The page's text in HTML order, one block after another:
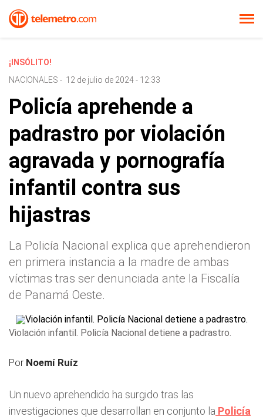
¡INSÓLITO!
NACIONALES - 12 de julio de 2024 - 12:33
Policía aprehende a
padrastro por violación
agravada y pornografía
infantil contra sus
hijastras
La Policía Nacional explica que aprehendieron
en primera instancia a la madre de ambas
víctimas tras ser denunciada ante la Fiscalía
de Panamá Oeste.
Violación infantil. Policía Nacional detiene a padrastro.
Por Noemí Ruíz
Un nuevo aprehendido ha surgido tras las
investigaciones que desarrollan en conjunto la Policía